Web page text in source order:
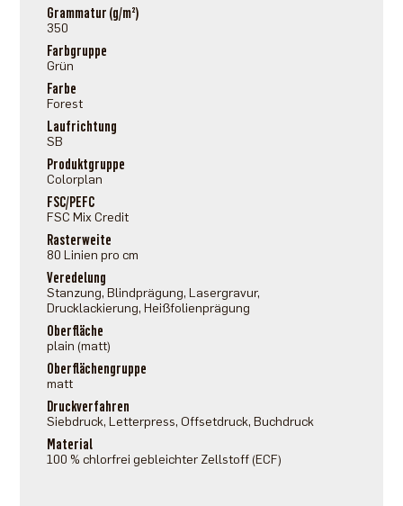
Grammatur (g/m²)
350
Farbgruppe
Grün
Farbe
Forest
Laufrichtung
SB
Produktgruppe
Colorplan
FSC/PEFC
FSC Mix Credit
Rasterweite
80 Linien pro cm
Veredelung
Stanzung, Blindprägung, Lasergravur,
Drucklackierung, Heißfolienprägung
Oberfläche
plain (matt)
Oberflächengruppe
matt
Druckverfahren
Siebdruck, Letterpress, Offsetdruck, Buchdruck
Material
100 % chlorfrei gebleichter Zellstoff (ECF)